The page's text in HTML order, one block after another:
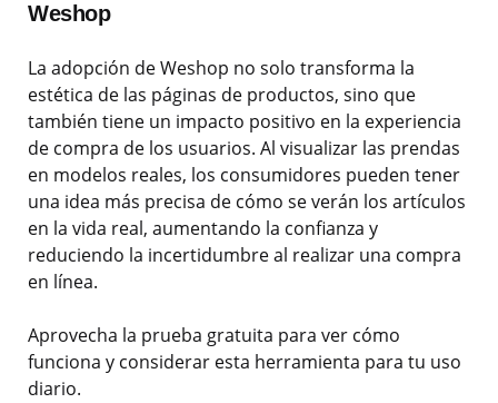
Weshop
La adopción de Weshop no solo transforma la
estética de las páginas de productos, sino que
también tiene un impacto positivo en la experiencia
de compra de los usuarios. Al visualizar las prendas
en modelos reales, los consumidores pueden tener
una idea más precisa de cómo se verán los artículos
en la vida real, aumentando la confianza y
reduciendo la incertidumbre al realizar una compra
en línea.
Aprovecha la prueba gratuita para ver cómo
funciona y considerar esta herramienta para tu uso
diario.